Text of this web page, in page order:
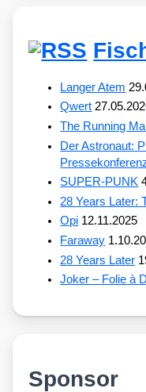
Langer Atem
Qwert
The Running
Der Astronaut:
SUPER-PUNK
28 Years Later:
Opi 12.11.2025
Faraway
28 Years Later
Joker – Folie à
Sponsor